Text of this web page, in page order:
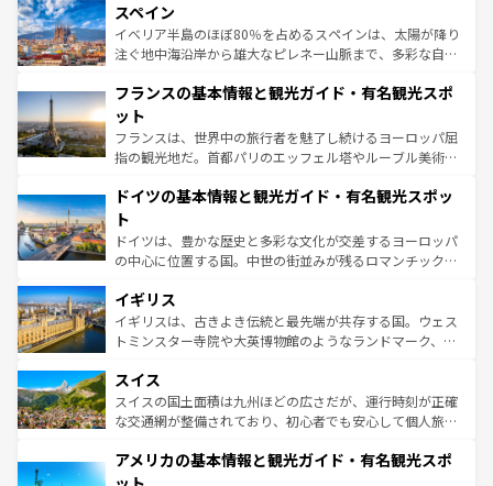
ろん、トスカーナの美しい田園風景やアマルフィ海岸の絶
景など、自然景観も見逃せない。観光の合間には、本場の
ピザやパスタなど、絶品のイタリア料理を堪能することも
ませてくれるイタリアで、忘れられない旅をしてみよう！
なお、新着のイタリア情報は
しい。
スペイン
イベリア半島のほぼ80％を占めるスペインは、太陽が降り
注ぐ地中海沿岸から雄大なピレネー山脈まで、多彩な自然
文化が根付くこの国では、情熱的なフラメンコ、熱気あふ
れる闘牛、そして美味しいタパスが生活の一部となってい
る。首都マドリードの洗練された雰囲気や、バルセロナの
アートに溢れた街角から、地方では古代ローマ遺跡や中世
せる。地方によって風土や気候が異なるスペインはその個
ンテンツ一覧 を参照してほしい。
フランスの基本情報と観光ガイド・有名観光スポ
ット
フランスは、世界中の旅行者を魅了し続けるヨーロッパ屈
指の観光地だ。首都パリのエッフェル塔やルーブル美術館
で、幅広い魅力が詰まっている。華麗な宮殿、歴史的な大
聖堂、美しいビーチ、そして豊かな自然が、訪れる者を心
から魅了する。また、フランスは美食の国としても知ら
れ、フランス料理はユネスコ無形文化遺産にも登録されて
香り高いラベンダー畑など、多彩な楽しみ方が可能だ。さ
らに、パリ以外の地域にも魅力が溢れており、どの街角に
も豊かな歴史と文化が息づいている。パリ以外の個性あふ
を参照してほしい。
ドイツの基本情報と観光ガイド・有名観光スポッ
ト
ドイツは、豊かな歴史と多彩な文化が交差するヨーロッパ
の中心に位置する国。中世の街並みが残るロマンチック街
顔を持つこの国は、どこを歩いても飽きることがない。ベ
ルリンの文化的活気、バイエルン州のアルプスの絶景、そ
してライン川沿いのワイン畑といった風景は必見。ビール
は、お酒好きな人にはぜひ体験してほしい。 なお、新着の
ドイツ情報はコンテンツ一覧を参照してほしい。
イギリス
イギリスは、古きよき伝統と最先端が共存する国。ウェス
トミンスター寺院や大英博物館のようなランドマーク、歴
リアごとに異なる魅力がある。また、優雅なアフタヌーン
ティー、ビール好きにはたまらない英国パブ、サッカー観
戦など、本場だからこそできる体験も豊富。イギリスを旅
ンツ一覧を参照してほしい。
スイス
スイスの国土面積は九州ほどの広さだが、運行時刻が正確
な交通網が整備されており、初心者でも安心して個人旅行
の建物がそのまま残る町や、スイスならではのユニークな
博物館もあり、アルプス観光だけでなく町歩きも満喫する
アメリカの基本情報と観光ガイド・有名観光スポ